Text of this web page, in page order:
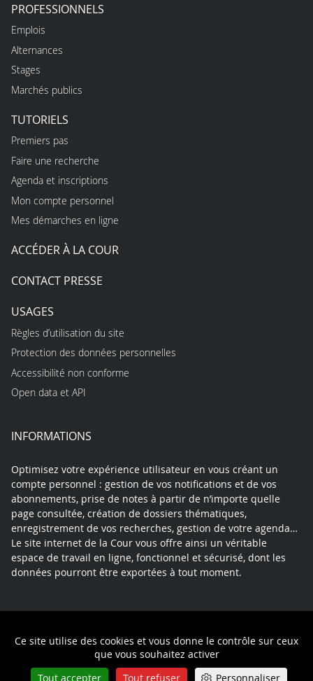
Ce site utilise des cookies et vous donne le contrôle sur ceux
que vous souhaitez activer
Tout accepter
Tout refuser Personnaliser
PROFESSIONNELS
Emplois
Alternances
Stages
Marchés publics
TUTORIELS
Premiers pas
Faire une recherche
Agenda et inscriptions
Mon compte personnel
Mes démarches en ligne
ACCÉDER À LA COUR
CONTACT PRESSE
USAGES
Règles d’utilisation du site
Protection des données personnelles
Accessibilité non conforme
Open data et API
INFORMATIONS
Optimisez votre expérience utilisateur en vous créant un
compte personnel : gestion de vos notifications et de vos
abonnements, prise de notes à partir de n’importe quelle
page consultée, création de dossiers thématiques,
enregistrement de vos recherches, gestion de votre agenda…
Le site internet de la Cour vous offre ainsi un véritable
espace de travail en ligne, fonctionnel et sécurisé, dont les
données pourront être exportées à tout moment.
Politique de confidentialité